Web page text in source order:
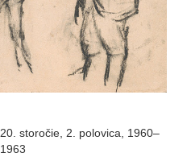
20. storočie, 2. polovica, 1960–
1963